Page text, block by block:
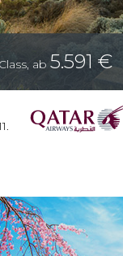
, ab 5.591 €